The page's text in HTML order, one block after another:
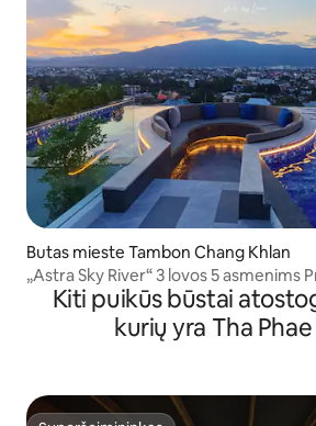
Butas mieste Tambon Chang Khlan
„Astra Sky River“ 3 lovos 5 asmenims
ilgiausias Tailando baseinas be kraštų
saulėlydis su vaizdu į Sutės kalnus +
senovės miesto
Kiti puikūs būstai
kurių yra Tha